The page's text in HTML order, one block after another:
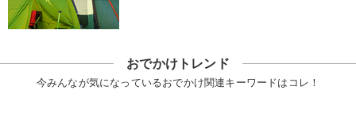
おでかけトレンド
今みんなが気になっているおでかけ関連キーワードはコレ！